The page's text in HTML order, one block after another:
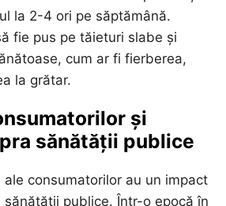
la 2-4 ori pe săptămână.
fie pus pe tăieturi slabe și
cum ar fi fierberea,
la grătar.
și
sănătății publice
ale consumatorilor au un impact
publice. Într-o epocă în